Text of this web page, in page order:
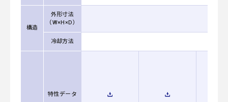
構造
外形寸法
（W×H×D）
冷却方法
特性データ